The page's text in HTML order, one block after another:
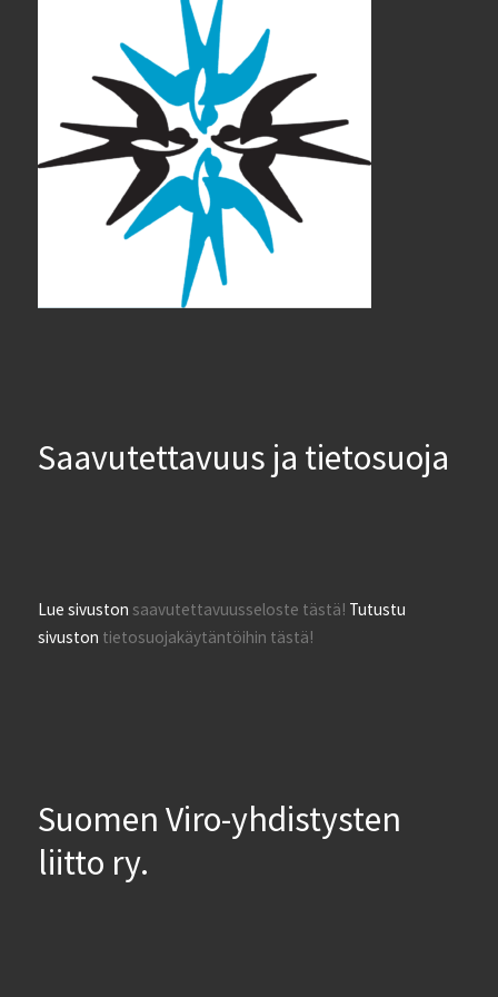
Saavutettavuus ja tietosuoja
Lue sivustonsaavutettavuusseloste tästä! Tutustu
sivuston tietosuojakäytäntöihin tästä!
Suomen Viro-yhdistysten
liitto ry.